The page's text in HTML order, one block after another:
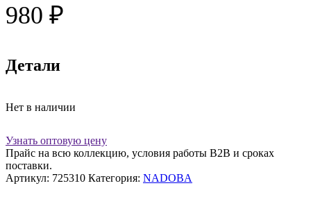
980 ₽
Детали
Нет в наличии
Узнать оптовую цену
Прайс на всю коллекцию, условия работы В2В и сроках
поставки.
Артикул: 725310 Категория: NADOBA